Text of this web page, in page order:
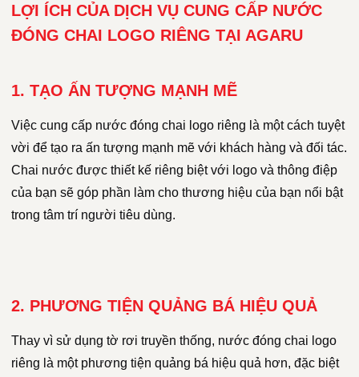
LỢI ÍCH CỦA DỊCH VỤ CUNG CẤP NƯỚC
ĐÓNG CHAI LOGO RIÊNG TẠI AGARU
1. TẠO ẤN TƯỢNG MẠNH MẼ
Việc cung cấp nước đóng chai logo riêng là một cách tuyệt
vời để tạo ra ấn tượng mạnh mẽ với khách hàng và đối tác.
Chai nước được thiết kế riêng biệt với logo và thông điệp
của bạn sẽ góp phần làm cho thương hiệu của bạn nổi bật
trong tâm trí người tiêu dùng.
2. PHƯƠNG TIỆN QUẢNG BÁ HIỆU QUẢ
Thay vì sử dụng tờ rơi truyền thống, nước đóng chai logo
riêng là một phương tiện quảng bá hiệu quả hơn, đặc biệt